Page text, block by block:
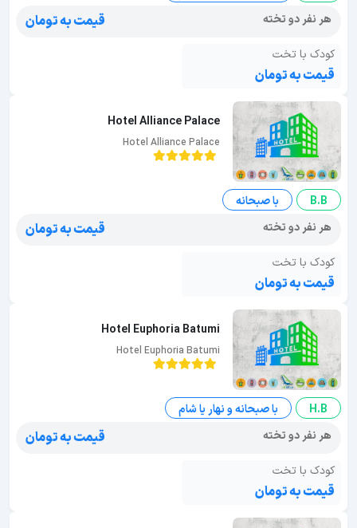
هر نفر دو تخته
قیمت به تومان
کودک با تخت
قیمت به تومان
Hotel Alliance Palace
Hotel Alliance Palace
B.B
با صبحانه
هر نفر دو تخته
قیمت به تومان
کودک با تخت
قیمت به تومان
Hotel Euphoria Batumi
Hotel Euphoria Batumi
H.B
با صبحانه و نهار یا شام
هر نفر دو تخته
قیمت به تومان
کودک با تخت
قیمت به تومان